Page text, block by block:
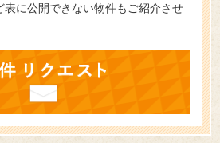
表に公開できない物件もご紹介させ